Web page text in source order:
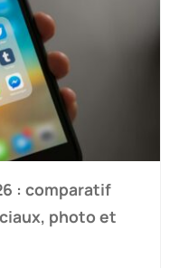
: comparatif
photo et